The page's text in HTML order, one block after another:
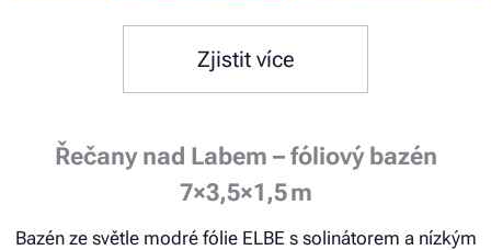
Zjistit více
Řečany nad Labem – fóliový bazén
7×3,5×1,5 m
Bazén ze světle modré fólie ELBE s solinátorem a nízkým